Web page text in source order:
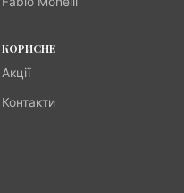
КОРИСНЕ
Акції
Контакти